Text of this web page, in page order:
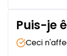
Puis-je
Ceci